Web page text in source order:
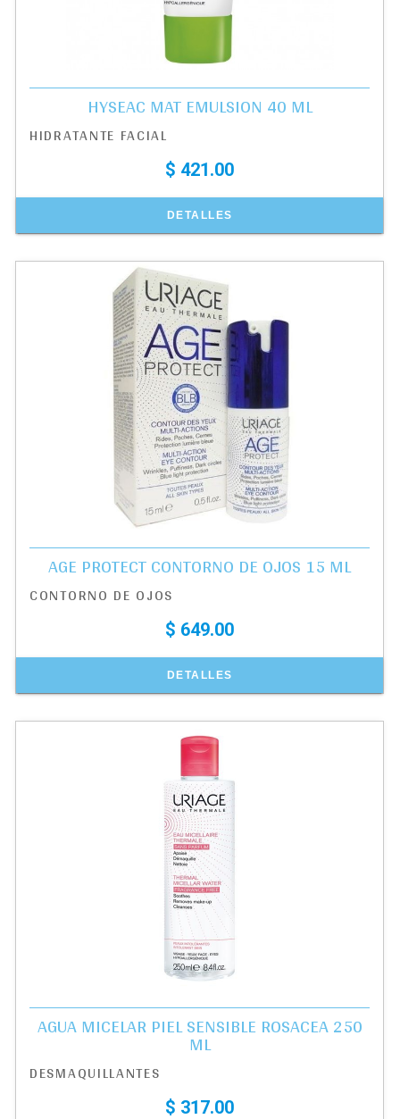
HYSEAC MAT EMULSION 40 ML
HIDRATANTE FACIAL
$ 421.00
DETALLES
AGE PROTECT CONTORNO DE OJOS 15 ML
CONTORNO DE OJOS
$ 649.00
DETALLES
AGUA MICELAR PIEL SENSIBLE ROSACEA 250
ML
DESMAQUILLANTES
$ 317.00